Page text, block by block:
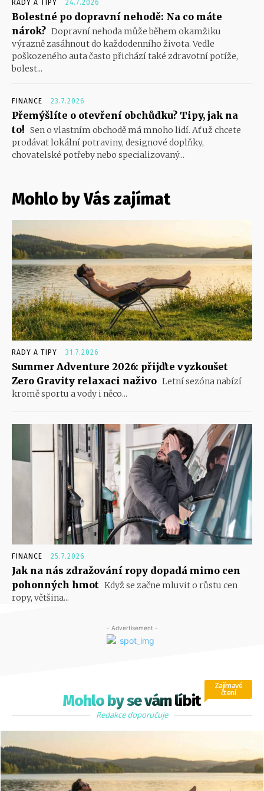
RADY A TIPY 24.7.2026
Bolestné po dopravní nehodě: Na co máte
nárok? Dopravní nehoda může během okamžiku
výrazně zasáhnout do každodenního života. Vedle
poškozeného auta často přichází také zdravotní potíže,
bolest...
FINANCE 23.7.2026
Přemýšlíte o otevření obchůdku? Tipy, jak na
to! Sen o vlastním obchodě má mnoho lidí. Ať už chcete
prodávat lokální potraviny, designové doplňky,
chovatelské potřeby nebo specializovaný...
Mohlo by Vás zajímat
RADY A TIPY 31.7.2026
Summer Adventure 2026: přijďte vyzkoušet
Zero Gravity relaxaci naživo Letní sezóna nabízí
kromě sportu a vody i něco...
FINANCE 25.7.2026
Jak na nás zdražování ropy dopadá mimo cen
pohonných hmot Když se začne mluvit o růstu cen
ropy, většina...
- Advertisement -
Mohlo by se vám líbit
Zajímavé
čtení
Redakce doporučuje